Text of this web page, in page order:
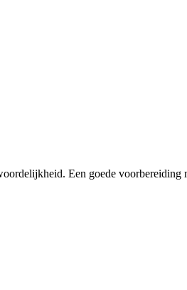
Een goede voorbereiding